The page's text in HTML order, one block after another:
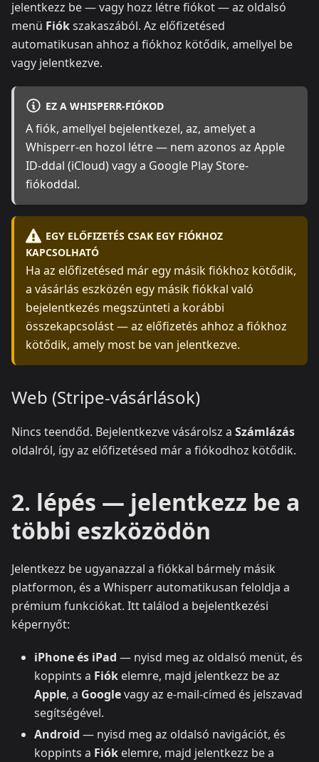
jelentkezz be — vagy hozz létre fiókot — az oldalsó
menü Fiókszakaszából. Az előfizetésed
automatikusan ahhoz a fiókhoz kötődik, amellyel be
vagy jelentkezve.
EZ A WHISPERR-FIÓKOD
A fiók, amellyel bejelentkezel, az, amelyet a
Whisperr-en hozol létre — nem azonos az Apple
ID-ddal (iCloud) vagy a Google Play Store-
fiókoddal.
EGY ELŐFIZETÉS CSAK EGY FIÓKHOZ
KAPCSOLHATÓ
Ha az előfizetésed már egy másik fiókhoz kötődik,
a vásárlás eszközén egy másik fiókkal való
bejelentkezés megszünteti a korábbi
összekapcsolást — az előfizetés ahhoz a fiókhoz
kötődik, amely most be van jelentkezve.
Web (Stripe-vásárlások)
Nincs teendőd. Bejelentkezve vásárolsz a Számlázás
oldalról, így az előfizetésed már a fiókodhoz kötődik.
2. lépés — jelentkezz be a
többi eszközödön
Jelentkezz be ugyanazzal a fiókkal bármely másik
platformon, és a Whisperr automatikusan feloldja a
prémium funkciókat. Itt találod a bejelentkezési
képernyőt:
iPhone és iPad — nyisd meg az oldalsó menüt, és
koppints a Fiók elemre, majd jelentkezz be az
Apple, a Googlevagy az e-mail-címed és jelszavad
segítségével.
Android — nyisd meg az oldalsó navigációt, és
koppints a Fiók elemre, majd jelentkezz be a